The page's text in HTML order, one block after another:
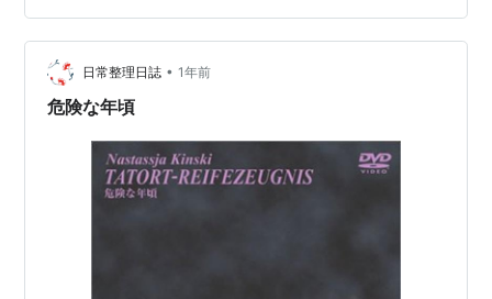
らを怖がらせてくれる。マルコビッチ七変化に大注目…
日常整理日誌 • 1年前
危険な年頃